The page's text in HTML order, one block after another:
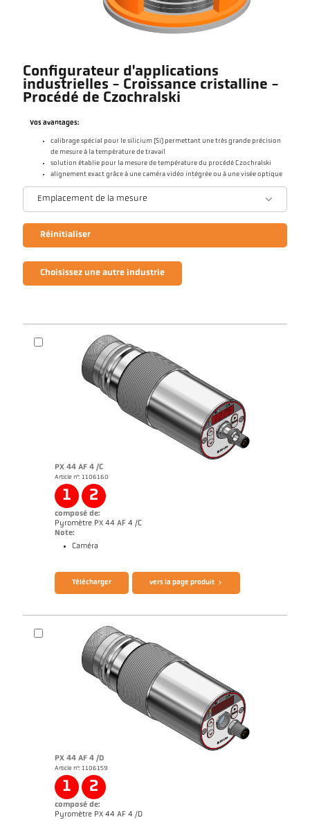
Configurateur d'applications
industrielles - Croissance cristalline -
Procédé de Czochralski
Vos avantages:
calibrage spécial pour le silicium (Si) permettant une très grande précision
de mesure à la température de travail
solution établie pour la mesure de température du procédé Czochralski
alignement exact grâce à une caméra vidéo intégrée ou à une visée optique
Emplacement de la mesure
Réinitialiser
Choisissez une autre industrie
PX 44 AF 4 /C
Article n°: 1106160
1 2
composé de:
Pyromètre PX 44 AF 4 /C
Note:
Caméra
Télécharger vers la page produit
PX 44 AF 4 /D
Article n°: 1106159
1 2
composé de:
Pyromètre PX 44 AF 4 /D